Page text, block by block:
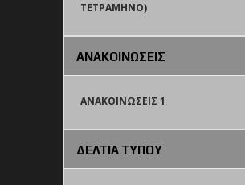
TETΡΑΜΗΝΟ)
ΑΝΑΚΟΙΝΩΣΕΙΣ
ΑΝΑΚΟΙΝΩΣΕΙΣ 1
ΔΕΛΤΙΑ ΤΥΠΟΥ